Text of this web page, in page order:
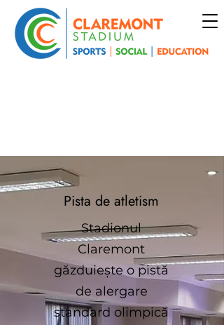
Pista de atletism
Stadionul
Claremont
găzduiește o pistă
de alergare
standard olimpică